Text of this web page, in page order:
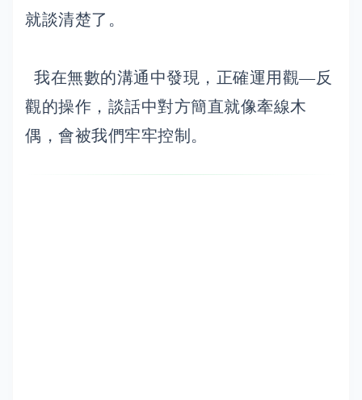
就談清楚了。
我在無數的溝通中發現，正確運用觀—反
觀的操作，談話中對方簡直就像牽線木
偶，會被我們牢牢控制。